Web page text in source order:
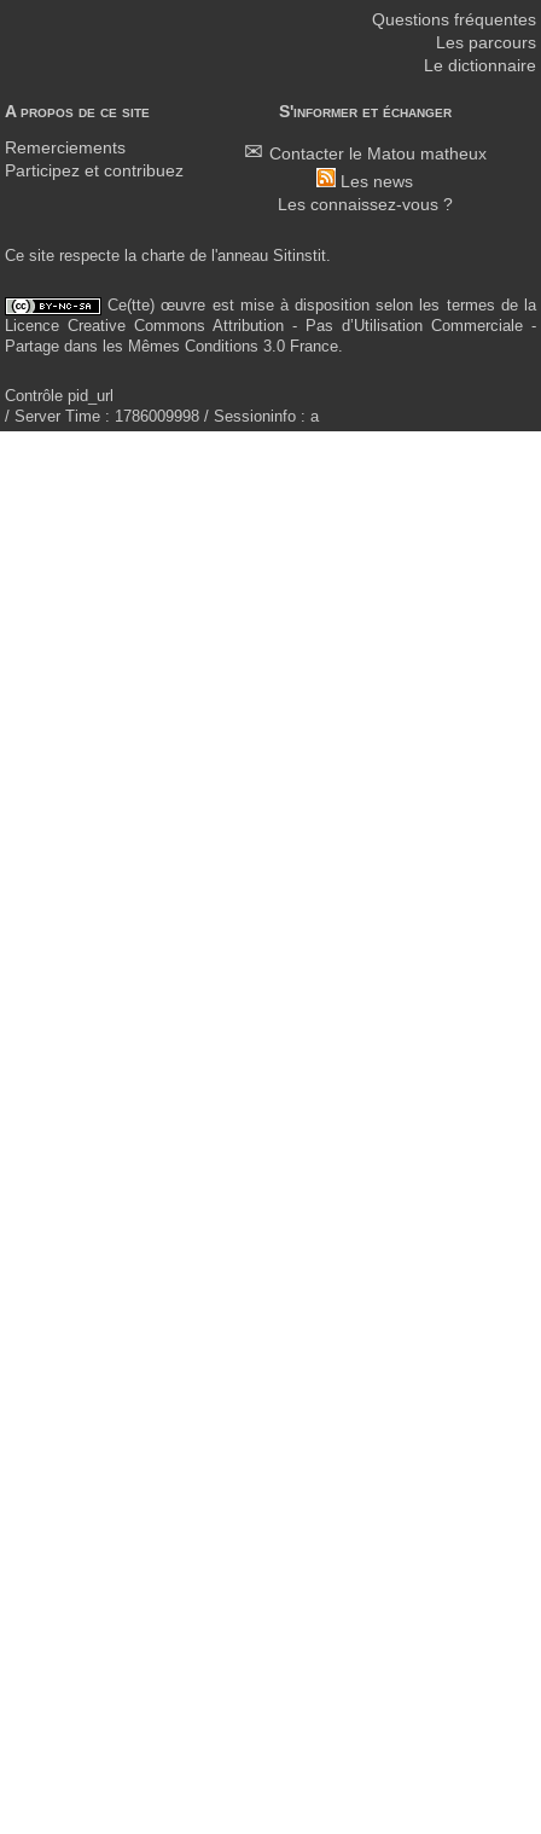
A propos de ce site
Remerciements
Participez et contribuez
S'informer et échanger
Contacter le Matou matheux
Les news
Les connaissez-vous ?
Questions fréquentes
Les parcours
Le dictionnaire
Ce site respecte la charte de l'anneau Sitinstit.
Ce(tte) œuvre est mise à disposition selon les termes de la
Licence Creative Commons Attribution - Pas d’Utilisation Commerciale -
Partage dans les Mêmes Conditions 3.0 France.
Contrôle pid_url
/ Server Time : 1786009998 / Sessioninfo : a